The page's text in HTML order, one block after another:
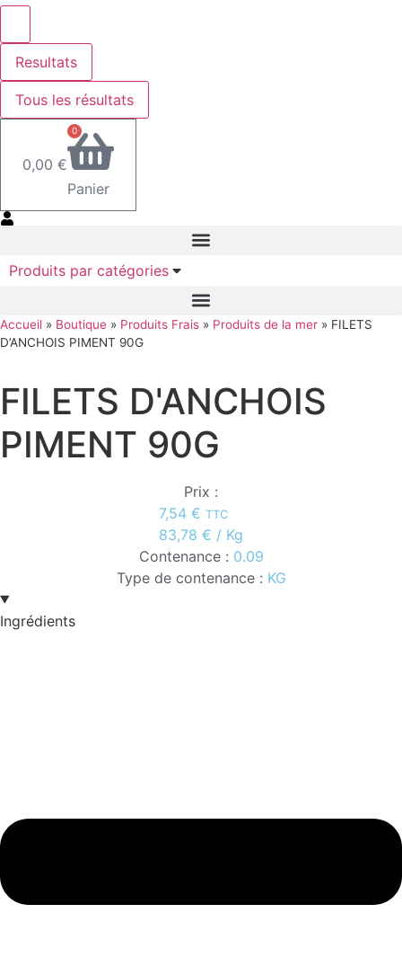
Resultats
Tous les résultats
0,00 €
0
Panier
Produits par catégories
Accueil » Boutique » Produits Frais » Produits de la mer » FILETS
D’ANCHOIS PIMENT 90G
FILETS D'ANCHOIS
PIMENT 90G
Prix :
7,54 € TTC
83,78 € / Kg
Contenance : 0.09
Type de contenance : KG
Ingrédients